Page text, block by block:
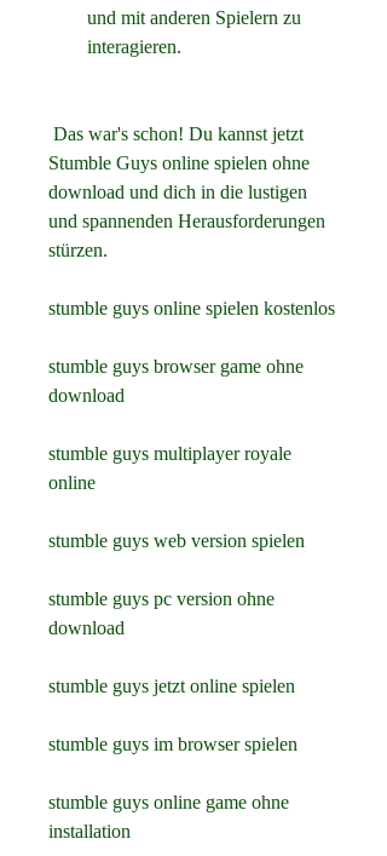
und mit anderen Spielern zu
interagieren.
Stumble Guys online spielen ohne
download und dich in die lustigen
und spannenden Herausforderungen
stürzen.
stumble guys online spielen kostenlos
stumble guys browser game ohne
download
stumble guys multiplayer royale
online
stumble guys web version spielen
stumble guys pc version ohne
download
stumble guys jetzt online spielen
stumble guys im browser spielen
stumble guys online game ohne
installation